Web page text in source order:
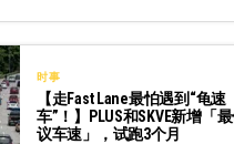
时事
【走Fast Lane最怕遇到“龟速
车”！】PLUS和SKVE新增「
议车速」，试跑3个月